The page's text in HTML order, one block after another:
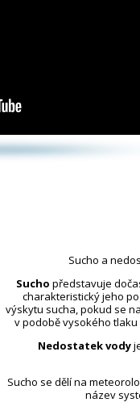
Sucho a
Sucho představuje
charakteristický jeho
výskytu sucha, pokud se
v podobě vysokého
Nedostatek vody
Sucho se dělí na
název